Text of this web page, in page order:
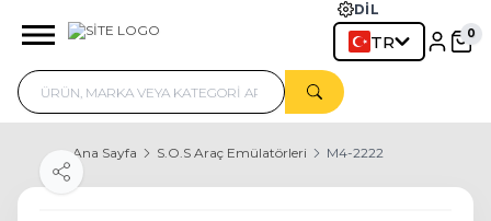
DIL
TR 0
Ana Sayfa S.O.S Araç Emülatörleri M4-2222
Paylaş